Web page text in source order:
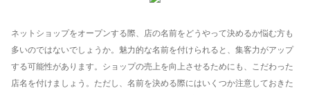
ス
ト
ネットショップをオープンする際、店の名前をどうやって決めるか悩む方も
多いのではないでしょうか。魅力的な名前を付けられると、集客力がアップ
する可能性があります。ショップの売上を向上させるためにも、こだわった
店名を付けましょう。ただし、名前を決める際にはいくつか注意しておきた